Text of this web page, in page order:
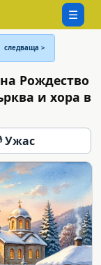
☰
следваща >
Рождество
и хора в
Ужас